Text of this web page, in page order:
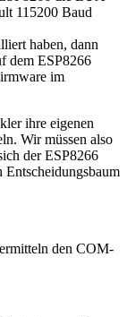
115200 Baud
haben, dann
dem ESP8266
im
ihre eigenen
Wir müssen also
der ESP8266
den COM-